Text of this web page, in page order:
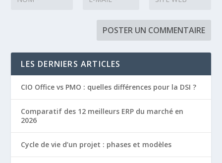
LES DERNIERS ARTICLES
CIO Office vs PMO : quelles différences pour la DSI ?
Comparatif des 12 meilleurs ERP du marché en
2026
Cycle de vie d’un projet : phases et modèles